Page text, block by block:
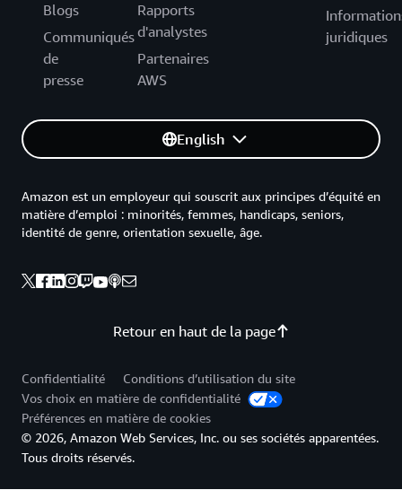
Blogs
Communiqués
de
presse
Rapports
d'analystes
Partenaires
AWS
juridiques
English
Retour en haut de la page
Amazon est un employeur qui souscrit aux principes d’équité en
matière d’emploi : minorités, femmes, handicaps, seniors,
identité de genre, orientation sexuelle, âge.
Confidentialité
Conditions d’utilisation du site
Vos choix en matière de confidentialité
Préférences en matière de cookies
© 2026, Amazon Web Services, Inc. ou ses sociétés apparentées.
Tous droits réservés.